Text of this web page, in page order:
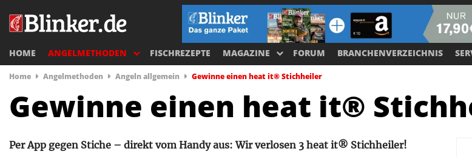
HOME ANGELMETHODEN FISCHREZEPTE MAGAZINE FORUM BRANCHENVERZEICHNIS
Home Angelmethoden Angeln allgemein Gewinne einen heat it® Stichheiler
Gewinne einen heat it®
Per App gegen Stiche – direkt vom Handy aus: Wir verlosen 3 heat it® Stichheiler!